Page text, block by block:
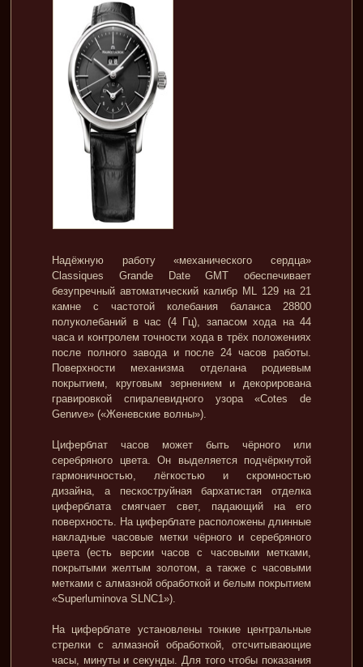
Надёжную работу «механического сердца»
Classiques Grande Date GMT обеспечивает
безупречный автоматический калибр ML 129 на 21
камне с частотой колебания баланса 28800
полуколебаний в час (4 Гц), запасом хода на 44
часа и контролем точности хода в трёх положениях
после полного завода и после 24 часов работы.
Поверхности механизма отделана родиевым
покрытием, круговым зернением и декорирована
гравировкой спиралевидного узора «Сotes de
Genиve» («Женевские волны»).
Циферблат часов может быть чёрного или
серебряного цвета. Он выделяется подчёркнутой
гармоничностью, лёгкостью и скромностью
дизайна, а пескоструйная бархатистая отделка
циферблата смягчает свет, падающий на его
поверхность. На циферблате расположены длинные
накладные часовые метки чёрного и серебряного
цвета (есть версии часов с часовыми метками,
покрытыми желтым золотом, а также с часовыми
метками с алмазной обработкой и белым покрытием
«Superluminova SLNC1»).
На циферблате установлены тонкие центральные
стрелки с алмазной обработкой, отсчитывающие
часы, минуты и секунды. Для того чтобы показания